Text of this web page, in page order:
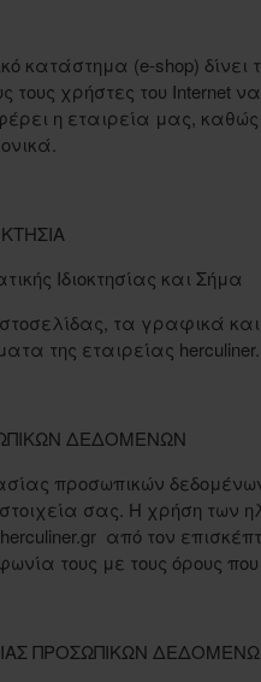
κατάστημα (e-shop) δίνει
τους χρήστες του Internet
η εταιρεία μας,
Ιδιοκτησίας και Σήμα
τα γραφικά
της εταιρείας herculiner.
ΔΕΔΟΜΕΝΩΝ
προσωπικών
σας. Η χρήση των
από τον
τους με τους όρους
ΠΡΟΣΩΠΙΚΩΝ